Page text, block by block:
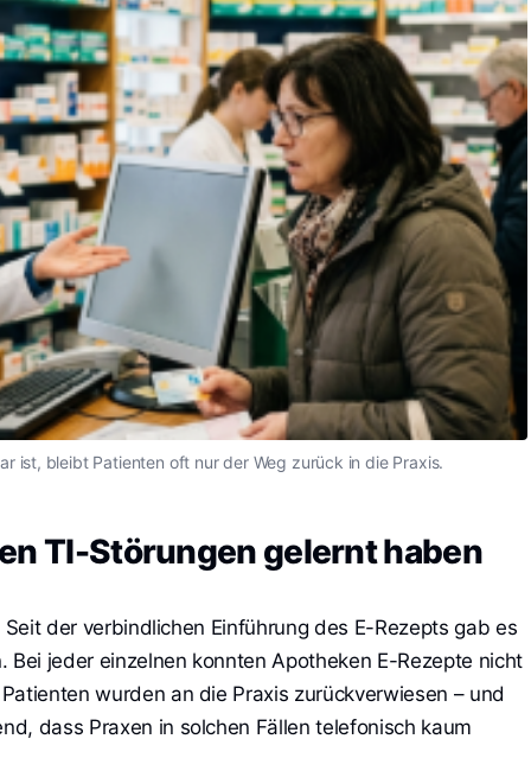
ist, bleibt Patienten oft nur der Weg zurück in die Praxis.
TI-Störungen gelernt haben
der verbindlichen Einführung des E-Rezepts gab es
Bei jeder einzelnen konnten Apotheken E-Rezepte nicht
wurden an die Praxis zurückverwiesen – und
dass Praxen in solchen Fällen telefonisch kaum